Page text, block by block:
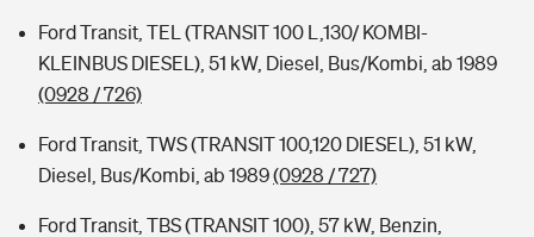
Ford Transit, TEL (TRANSIT 100 L,130/ KOMBI-
KLEINBUS DIESEL), 51 kW, Diesel, Bus/Kombi, ab 1989
(0928 / 726)
Ford Transit, TWS (TRANSIT 100,120 DIESEL), 51 kW,
Diesel, Bus/Kombi, ab 1989(0928 / 727)
Ford Transit, TBS (TRANSIT 100), 57 kW, Benzin,